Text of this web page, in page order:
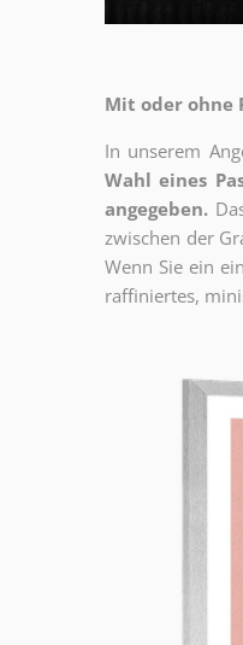
Mit oder ohne
In unserem
Wahl eines
angegeben.
zwischen der
Wenn Sie ein
raffiniertes,